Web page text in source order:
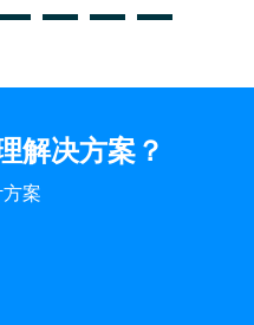
解决方案？
案